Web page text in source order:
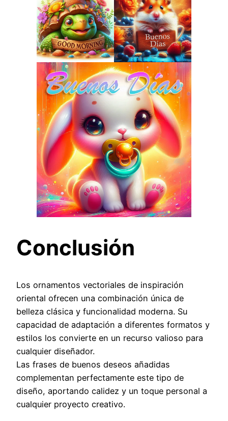
Conclusión
Los ornamentos vectoriales de inspiración
oriental ofrecen una combinación única de
belleza clásica y funcionalidad moderna. Su
capacidad de adaptación a diferentes formatos y
estilos los convierte en un recurso valioso para
cualquier diseñador.
Las frases de buenos deseos añadidas
complementan perfectamente este tipo de
diseño, aportando calidez y un toque personal a
cualquier proyecto creativo.